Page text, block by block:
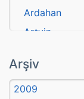
Ardahan
Artvin
Aydın
Balıkesir
Arşiv
2009